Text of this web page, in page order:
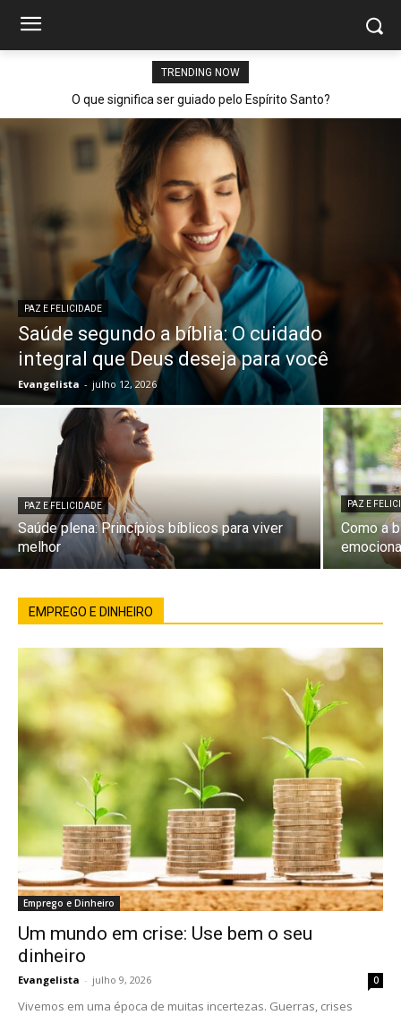
TRENDING NOW
O que significa ser guiado pelo Espírito Santo?
PAZ E FELICIDADE
Saúde segundo a bíblia: O cuidado
integral que Deus deseja para você
Evangelista - julho 12, 2026
PAZ E FELICIDADE
Saúde plena: Princípios bíblicos para viver
melhor
PAZ E
Como a
EMPREGO E DINHEIRO
Emprego e Dinheiro
Um mundo em crise: Use bem o seu
dinheiro
Evangelista - julho 9, 2026 0
Vivemos em uma época de muitas incertezas. Guerras, crises